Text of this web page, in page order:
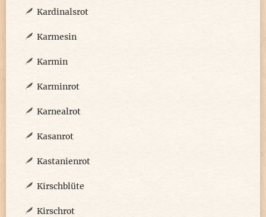
Kardinalsrot
Karmesin
Karmin
Karminrot
Karnealrot
Kasanrot
Kastanienrot
Kirschblüte
Kirschrot